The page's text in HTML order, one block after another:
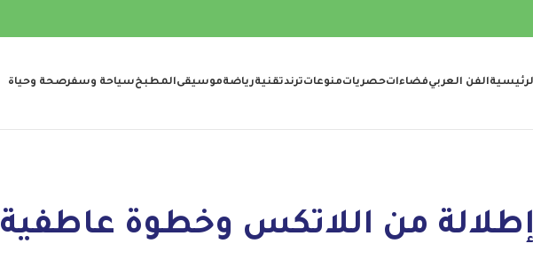
الفن العربيفضاءاتحصرياتمنوعاتترندتقنيةرياضةموسيقىالمطبخسياحة وسفرصحة وحياة
إطلالة من اللاتكس وخطوة عاطفية